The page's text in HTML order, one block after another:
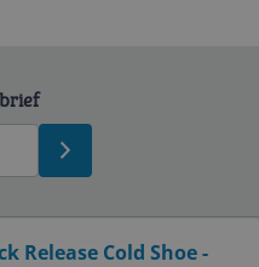
Release Cold Shoe -